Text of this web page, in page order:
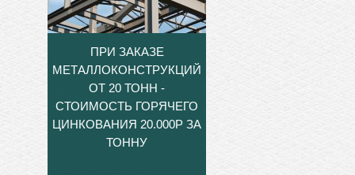
ПРИ ЗАКАЗЕ
МЕТАЛЛОКОНСТРУКЦИЙ
ОТ 20 ТОНН -
СТОИМОСТЬ ГОРЯЧЕГО
ЦИНКОВАНИЯ 20.000Р ЗА
ТОННУ